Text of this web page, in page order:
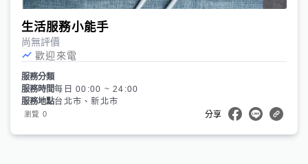
生活服務小能手
尚無評價
歡迎來電
服務分類
服務時間每日 00:00 ~ 24:00
服務地點台北市、新北市
瀏覽 0 分享